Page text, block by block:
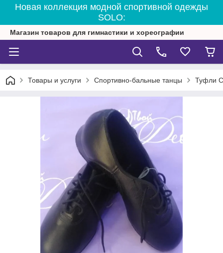
Новая коллекция модной спортивной одежды
SOLO:
Магазин товаров для гимнастики и хореографии
Товары и услуги Спортивно-бальные танцы Туфли